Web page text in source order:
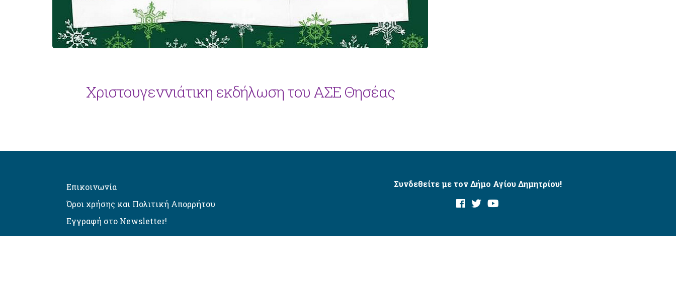
Χριστουγεννιάτικη εκδήλωση του ΑΣΕ Θησέας
Επικοινωνία
Όροι χρήσης και Πολιτική Απορρήτου
Εγγραφή στο Newsletter!
Συνδεθείτε με τον Δήμο Αγίου Δημητρίου!